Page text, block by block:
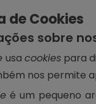
de Cookies
sobre
usa cookiespara
nos permite
é um pequeno